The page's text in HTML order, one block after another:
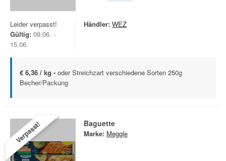
Leider verpasst!
Gültig: 09.06. -
15.06.
Händler: WEZ
€ 6,36 / kg - oder Streichzart verschiedene Sorten 250g
Becher/Packung
Verpasst! Baguette
Marke: Meggle